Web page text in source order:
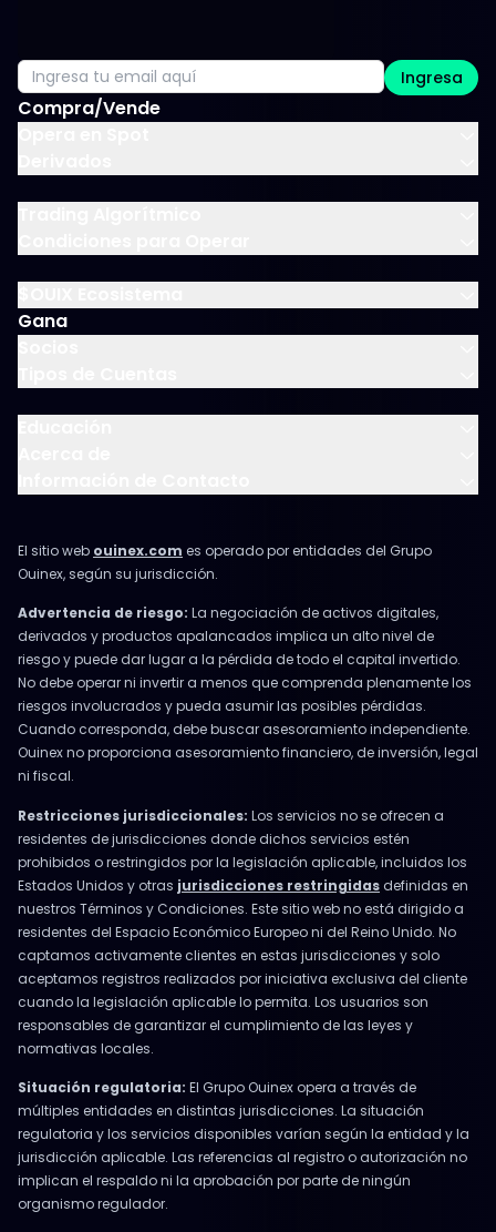
Compra/Vende
Gana
Ingresa
El sitio web ouinex.com es operado por entidades del Grupo
Ouinex, según su jurisdicción.
Advertencia de riesgo: La negociación de activos digitales,
derivados y productos apalancados implica un alto nivel de
riesgo y puede dar lugar a la pérdida de todo el capital invertido.
No debe operar ni invertir a menos que comprenda plenamente los
riesgos involucrados y pueda asumir las posibles pérdidas.
Cuando corresponda, debe buscar asesoramiento independiente.
Ouinex no proporciona asesoramiento financiero, de inversión, legal
ni fiscal.
Restricciones jurisdiccionales: Los servicios no se ofrecen a
residentes de jurisdicciones donde dichos servicios estén
prohibidos o restringidos por la legislación aplicable, incluidos los
Estados Unidos y otras jurisdicciones restringidas definidas en
nuestros Términos y Condiciones. Este sitio web no está dirigido a
residentes del Espacio Económico Europeo ni del Reino Unido. No
captamos activamente clientes en estas jurisdicciones y solo
aceptamos registros realizados por iniciativa exclusiva del cliente
cuando la legislación aplicable lo permita. Los usuarios son
responsables de garantizar el cumplimiento de las leyes y
normativas locales.
Situación regulatoria: El Grupo Ouinex opera a través de
múltiples entidades en distintas jurisdicciones. La situación
regulatoria y los servicios disponibles varían según la entidad y la
jurisdicción aplicable. Las referencias al registro o autorización no
implican el respaldo ni la aprobación por parte de ningún
organismo regulador.